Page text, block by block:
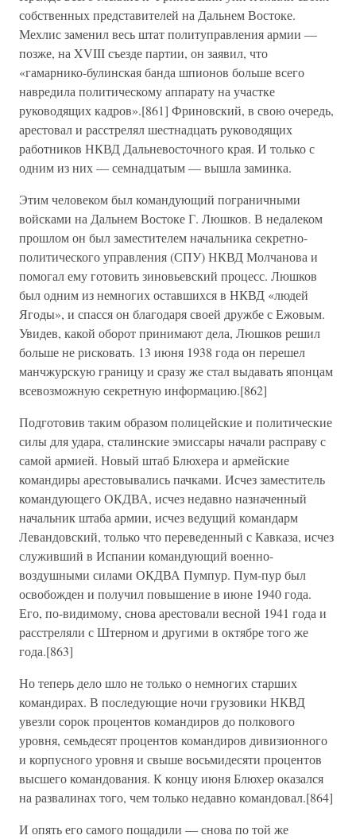
собственных представителей на Дальнем Востоке.
Мехлис заменил весь штат политуправления армии —
позже, на XVIII съезде партии, он заявил, что
«гамарнико-булинская банда шпионов больше всего
навредила политическому аппарату на участке
руководящих кадров».[861] Фриновский, в свою очередь,
арестовал и расстрелял шестнадцать руководящих
работников НКВД Дальневосточного края. И только с
одним из них — семнадцатым — вышла заминка.
Этим человеком был командующий пограничными
войсками на Дальнем Востоке Г. Люшков. В недалеком
прошлом он был заместителем начальника секретно-
политического управления (СПУ) НКВД Молчанова и
помогал ему готовить зиновьевский процесс. Люшков
был одним из немногих оставшихся в НКВД «людей
Ягоды», и спасся он благодаря своей дружбе с Ежовым.
Увидев, какой оборот принимают дела, Люшков решил
больше не рисковать. 13 июня 1938 года он перешел
манчжурскую границу и сразу же стал выдавать японцам
всевозможную секретную информацию.[862]
Подготовив таким образом полицейские и политические
силы для удара, сталинские эмиссары начали расправу с
самой армией. Новый штаб Блюхера и армейские
командиры арестовывались пачками. Исчез заместитель
командующего ОКДВА, исчез недавно назначенный
начальник штаба армии, исчез ведущий командарм
Левандовский, только что переведенный с Кавказа, исчез
служивший в Испании командующий военно-
воздушными силами ОКДВА Пумпур. Пум-пур был
освобожден и получил повышение в июне 1940 года.
Его, по-видимому, снова арестовали весной 1941 года и
расстреляли с Штерном и другими в октябре того же
года.[863]
Но теперь дело шло не только о немногих старших
командирах. В последующие ночи грузовики НКВД
увезли сорок процентов командиров до полкового
уровня, семьдесят процентов командиров дивизионного
и корпусного уровня и свыше восьмидесяти процентов
высшего командования. К концу июня Блюхер оказался
на развалинах того, чем только недавно командовал.[864]
И опять его самого пощадили — снова по той же